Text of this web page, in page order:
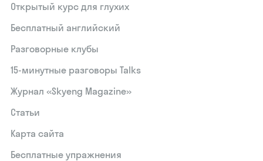
Открытый курс для глухих
Бесплатный английский
Разговорные клубы
15‑минутные разговоры Talks
Журнал «Skyeng Magazine»
Статьи
Карта сайта
Бесплатные упражнения